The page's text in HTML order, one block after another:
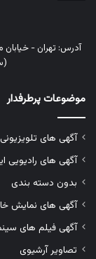
موضوعات پرطرفدار
آگهی های تلویزیونی
آگهی های رادیویی
بدون دسته بندی
آگهی های نمایش
آگهی فیلم های
تصاویر آرشیوی